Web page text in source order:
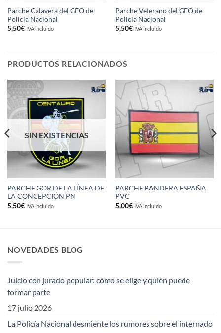
Parche Calavera del GEO de
Policía Nacional
5,50€ IVA incluido
Parche Veterano del GEO de
Policía Nacional
5,50€ IVA incluido
PRODUCTOS RELACIONADOS
SIN EXISTENCIAS
PARCHE GOR DE LA LÍNEA DE
LA CONCEPCIÓN PN
5,50€ IVA incluido
PARCHE BANDERA ESPAÑA
PVC
5,00€ IVA incluido
NOVEDADES BLOG
Juicio con jurado popular: cómo se elige y quién puede
formar parte
17 julio 2026
La Policía Nacional desmiente los rumores sobre el internado